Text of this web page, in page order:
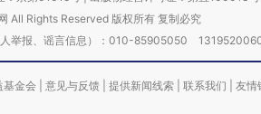
All Rights Reserved 版权所有 复制必究
人举报、谣言信息）：010-85905050
基金会 意见与反馈 提供新闻线索 联系我们 友情